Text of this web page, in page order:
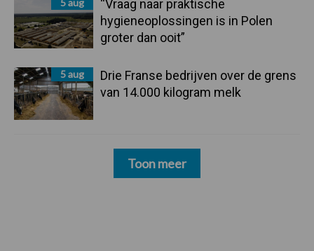
5 aug
“Vraag naar praktische
hygieneoplossingen is in Polen
groter dan ooit”
5 aug
Drie Franse bedrijven over de grens
van 14.000 kilogram melk
Toon meer